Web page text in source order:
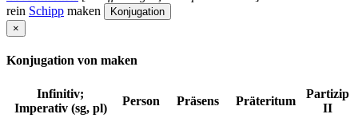
rein Schipp maken
Konjugation
×
Konjugation von maken
Infinitiv;
Imperativ (sg, pl)
Person Präsens Präteritum
Partizip
II